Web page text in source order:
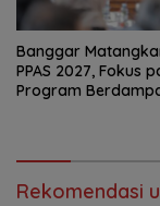
‎Banggar
PPAS 2027, Fokus
Program
Rekomendasi